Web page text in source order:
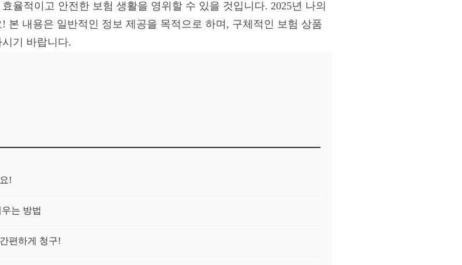
율적이고 안전한 보험 생활을 영위할 수 있을 것입니다. 2025년 나의
본 내용은 일반적인 정보 제공을 목적으로 하며, 구체적인 보험 상품
기 바랍니다.
!
는 방법
편하게 청구!